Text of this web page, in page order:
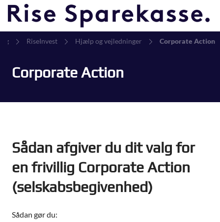
RiseInvest Hjælp og vejledninger Corporate Action
Corporate Action
Sådan afgiver du dit valg for
en frivillig Corporate Action
(selskabsbegivenhed)
Sådan gør du: